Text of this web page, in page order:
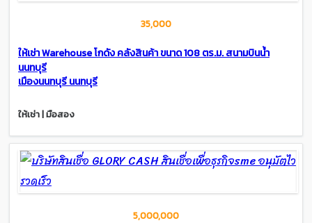
35,000
ให้เช่า Warehouse โกดัง คลังสินค้า ขนาด 108 ตร.ม. สนามบินน้ำ
นนทบุรี
เมืองนนทบุรี นนทบุรี
ให้เช่า | มือสอง
5,000,000